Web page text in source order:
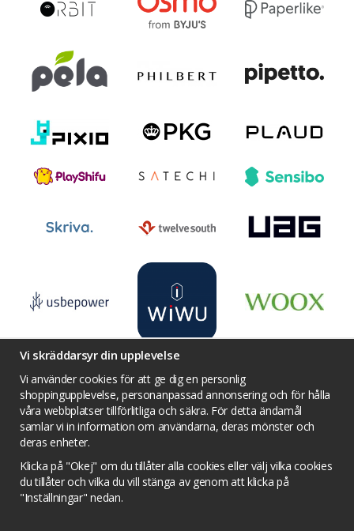
Villkor Kontakta oss
Facebook
Twitter
YouTube
Prisjakt
Integritets sekretesspolicy
Tävlingsvillkor
Om cookies
Cookie inställningar
Vi skräddarsyr din upplevelse
Vi använder cookies för att ge dig en personlig
shoppingupplevelse, personanpassad annonsering och för hålla
våra webbplatser tillförlitliga och säkra. För detta ändamål
samlar vi in information om användarna, deras mönster och
deras enheter.
Klicka på "Okej" om du tillåter alla cookies eller välj vilka cookies
du tillåter och vilka du vill stänga av genom att klicka på
"Inställningar" nedan.